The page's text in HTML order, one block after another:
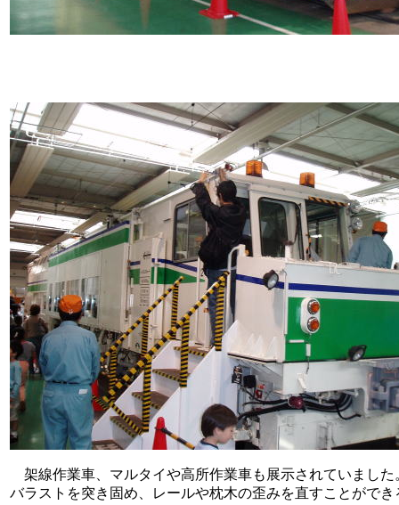
架線作業車、マルタイや高所作業車も展示されていまし
バラストを突き固め、レールや枕木の歪みを直すことができ